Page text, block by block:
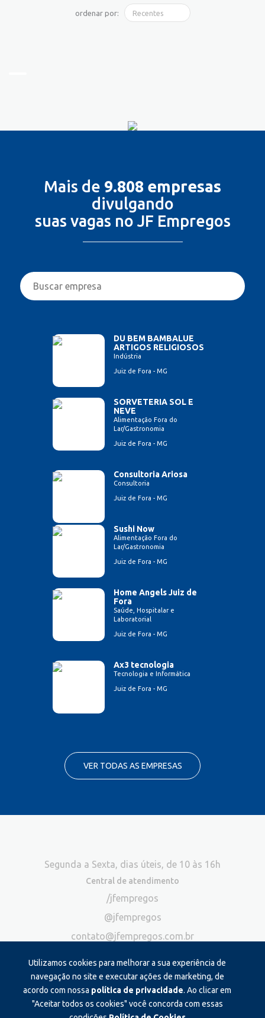
ordenar por:
Mais de 9.808 empresas
divulgando
suas vagas no JF Empregos
DU BEM BAMBALUE
ARTIGOS RELIGIOSOS
Indústria
Juiz de Fora - MG
SORVETERIA SOL E
NEVE
Alimentação Fora do
Lar/Gastronomia
Juiz de Fora - MG
Consultoria Ariosa
Consultoria
Juiz de Fora - MG
Sushi Now
Alimentação Fora do
Lar/Gastronomia
Juiz de Fora - MG
Home Angels Juiz de
Fora
Saúde, Hospitalar e
Laboratorial
Juiz de Fora - MG
Ax3 tecnologia
Tecnologia e Informática
Juiz de Fora - MG
VER TODAS AS EMPRESAS
Utilizamos cookies para melhorar a sua experiência de
navegação no site e executar ações de marketing, de
acordo com nossa política de privacidade. Ao clicar em
"Aceitar todos os cookies" você concorda com essas
Segunda a Sexta, dias úteis, de 10 às 16h
Central de atendimento
/jfempregos
@jfempregos
contato@jfempregos.com.br
Publicidade
*Exclusivo para atendimento via chat. Não atendemos ligações neste
canal